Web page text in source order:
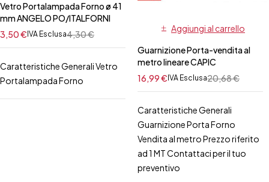
Vetro Portalampada Forno ø 41
mm ANGELO PO/ITALFORNI
4,30€
3,50€ IVA Esclusa
Caratteristiche Generali Vetro
Portalampada Forno
Aggiungi al carrello
Guarnizione Porta-vendita al
metro lineare CAPIC
20,68€
16,99€ IVA Esclusa
Caratteristiche Generali
Guarnizione Porta Forno
Vendita al metro Prezzo riferito
ad 1 MT Contattaci per il tuo
preventivo